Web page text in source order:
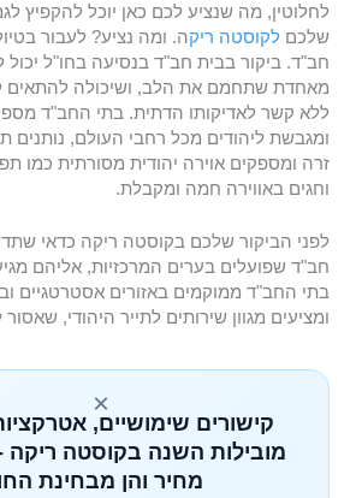
לחלוטין, מה שנציע לכם כאן יוכל להקפיץ
שלכםלקוסטה ריקה. ומה נציע? לעבור
חב"ד. ביקור בבית חב"ד בנסיעה בחו"ל יכול
מאחדת שתחמם את הלב, ושיכולה להתאים
ללא קשר לאדיקותו הדתית. בתי החב"ד
ומגבשת ליהודים מכל רחבי העולם, נותנים
זרה ומספקים אוירה יהודית מסורתית כמו
וחגים באווירה חמה ומקבלת.
לפני הביקור שלכם בקוסטה ריקה כדאי
חב"ד שפועלים בערים המרכזיות, אליהם
בתי החב"ד ממוקמים באזורים אסטרטגיים
ומציעים מגוון שירותים לתייר היהודי,
×
קישורים שימושיים,
מובילות השנה בקוסטה ריקה
מחיר והן מבחינת